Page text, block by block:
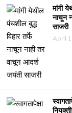
मांगी
नाचून
साजरी
April